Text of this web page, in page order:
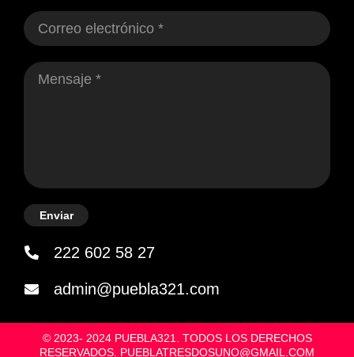
Enviar
222 602 58 27
admin@puebla321.com
© 2023- 2024 PUEBLA321. TODOS LOS DERECHOS
RESERVADOS. PUEBLATRESDOSUNO@GMAIL.COM